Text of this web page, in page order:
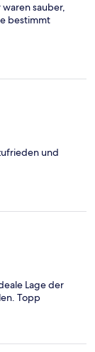
waren sauber,
bestimmt
und
Lage der
Topp